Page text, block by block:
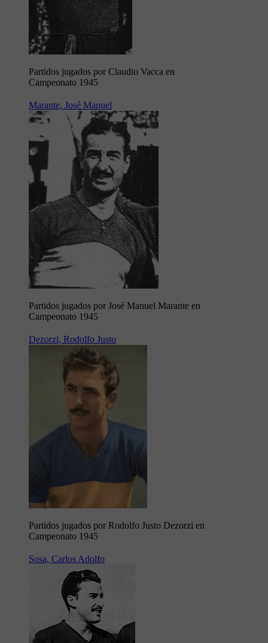
Partidos jugados por Claudio Vacca en
Campeonato 1945
Marante, José Manuel
Partidos jugados por José Manuel Marante en
Campeonato 1945
Dezorzi, Rodolfo Justo
Partidos jugados por Rodolfo Justo Dezorzi en
Campeonato 1945
Sosa, Carlos Adolfo